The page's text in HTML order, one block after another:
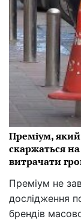
Преміум,
скаржаться
витрачати
Преміум не
дослідження
брендів